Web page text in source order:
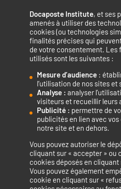
Docaposte Institute, et ses
amenés à utiliser des
cookies (ou technologies
finalités précises qui
de votre consentement.
utilisés sont les suivantes :
Mesure d’audience :
l’utilisation de nos sites
Analyse : analyser
visiteurs et recueillir leurs
Publicité : permettre de
publicités en lien avec
notre site et en dehors.
Vous pouvez autoriser le
cliquant sur « accepter » ou
cookies déposés en cliquant
Vous pouvez également
cookie en cliquant sur «
Accélérateur de compétences
La certification qualité a été
d’action suivante : ACTIONS DE